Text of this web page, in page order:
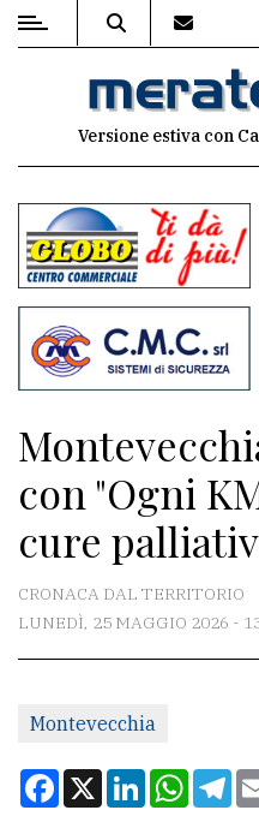
MENU
commenti
Contenuti
del
sito
Associazioni
Meteo
CONTATTI
Scrivici
Per
la
Versione estiva con
con "Ogni
cure
CRONACA DAL TERRITORIO
LUNEDÌ, 25 MAGGIO 2026 -
Montevecchia
Facebook
X LinkedIn